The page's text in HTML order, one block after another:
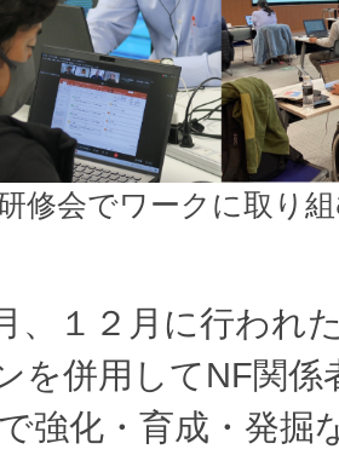
修会でワークに取り
、１２月に行われ
を併用してNF関係
強化・育成・発掘